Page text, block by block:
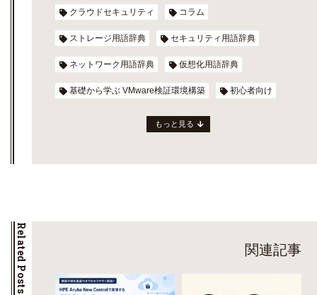
クラウドセキュリティ コラム
ストレージ用語辞典 セキュリティ用語辞典
ネットワーク用語辞典 仮想化用語辞典
基礎から学ぶ VMware検証環境構築 初心者向け
もっと見る
Related Posts 関連記事